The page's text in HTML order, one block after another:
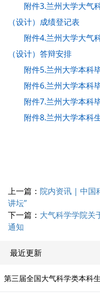
附件3.兰州大学大气
（设计）成绩登记表
附件4.兰州大学大气
（设计）答辩安排
附件5.兰州大学本科
附件6.兰州大学本科
附件7.兰州大学本科
附件8.兰州大学本科
上一篇： 院内资讯 | 中国
讲坛”
下一篇： 大气科学学院关
通知
最近更新
第三届全国大气科学类本科